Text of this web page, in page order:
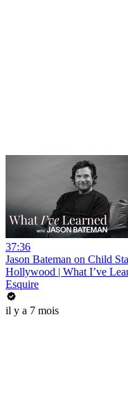
37:36
Jason Bateman on Child
Hollywood | What I’ve
Esquire
il y a 7 mois